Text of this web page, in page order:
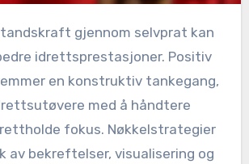
idrettsprestasjoner. Positiv
en konstruktiv tankegang,
med å håndtere
fokus. Nøkkelstrategier
av bekreftelser, visualisering og